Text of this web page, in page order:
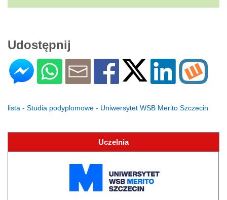
Udostępnij
lista - Studia podyplomowe - Uniwersytet WSB Merito Szczecin
Uczelnia